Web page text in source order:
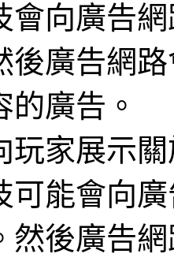
會向廣告
後廣告網
的廣告。
玩家展示
可能會向
然後廣告